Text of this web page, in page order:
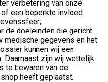
verbetering van onze
een beperkte invloed
de doeleinden die gericht
medische gegevens en het
kunnen wij een
Daarnaast zijn wij wettelijk
te bewaren van de
heeft geplaatst.